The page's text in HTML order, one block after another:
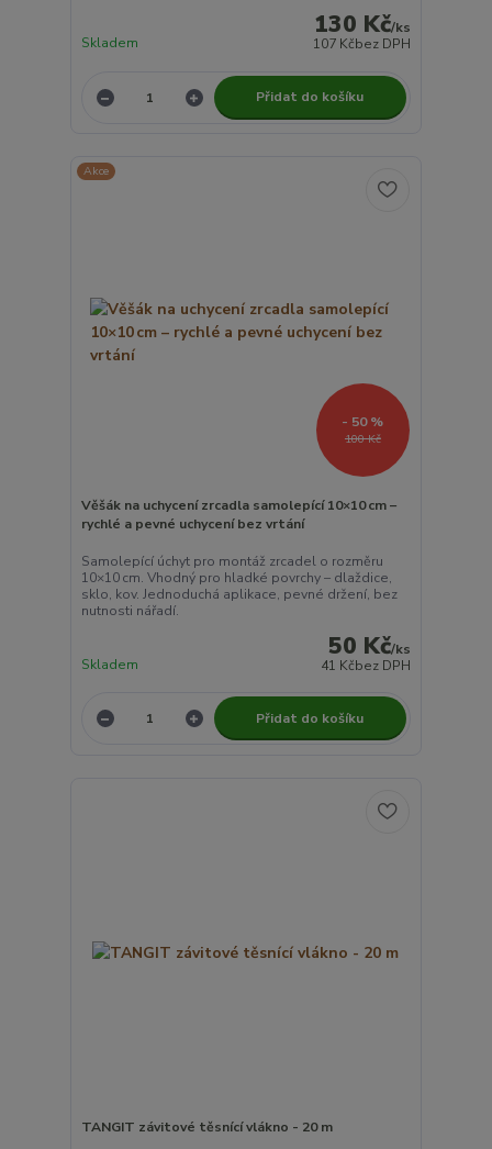
130 Kč/ks
107 Kčbez DPH
Skladem
Přidat do košíku
Akce
100 Kč
- 50 %
Věšák na uchycení zrcadla samolepící 10×10 cm –
rychlé a pevné uchycení bez vrtání
Samolepící úchyt pro montáž zrcadel o rozměru
10×10 cm. Vhodný pro hladké povrchy – dlaždice,
sklo, kov. Jednoduchá aplikace, pevné držení, bez
nutnosti nářadí.
50 Kč/ks
41 Kčbez DPH
Skladem
Přidat do košíku
TANGIT závitové těsnící vlákno - 20 m